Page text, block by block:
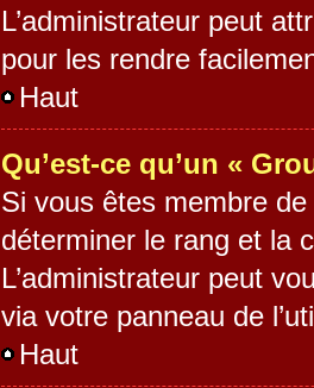
L’administrateur peut
pour les rendre
Haut
Qu’est-ce qu’un «
Si vous êtes membre
déterminer le rang et la
L’administrateur peut
via votre panneau de
Haut